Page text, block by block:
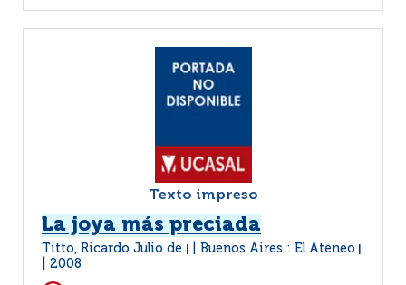
Texto impreso
La joya más preciada
Titto, Ricardo Julio de Buenos Aires : El Ateneo
2008